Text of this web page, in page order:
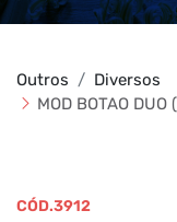
Outros
Diversos
MOD BOTAO DUO
3912